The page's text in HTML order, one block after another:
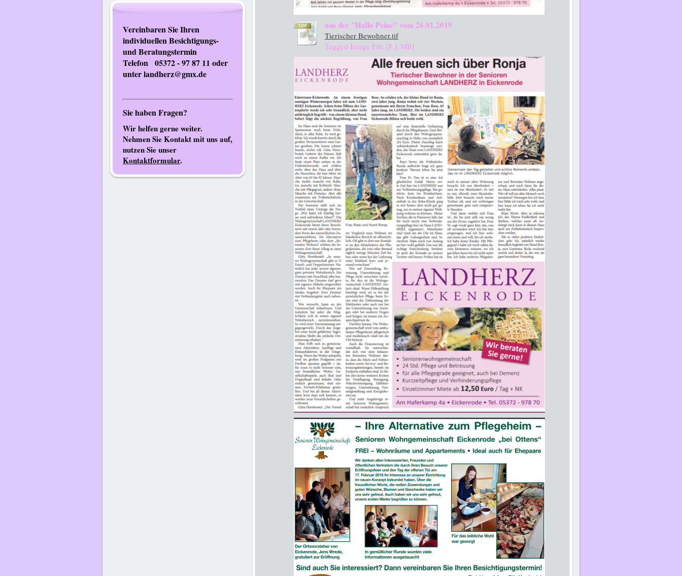
aus der "Hallo Peine" vom 26.01.2019
Tierischer Bewohner.tif
Tagged Image File [8.1 MB]
Vereinbaren Sie Ihren
individuellen Besichtigungs-
und Beratungstermin
Telefon 05372 - 97 87 11 oder
unter landherz@gmx.de
Sie haben Fragen?
Wir helfen gerne weiter.
Nehmen Sie Kontakt mit uns auf,
nutzen Sie unser
Kontaktformular.